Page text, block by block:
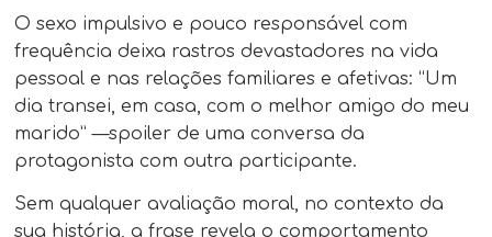
O sexo impulsivo e pouco responsável com
frequência deixa rastros devastadores na vida
pessoal e nas relações familiares e afetivas: “Um
dia transei, em casa, com o melhor amigo do meu
marido” —spoiler de uma conversa da
protagonista com outra participante.
Sem qualquer avaliação moral, no contexto da
sua história, a frase revela o comportamento